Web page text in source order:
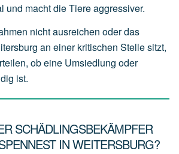
und macht die Tiere aggressiver.
nicht ausreichen oder das
an einer kritischen Stelle sitzt,
ob eine Umsiedlung oder
ist.
SCHÄDLINGSBEKÄMPFER
IN WEITERSBURG?